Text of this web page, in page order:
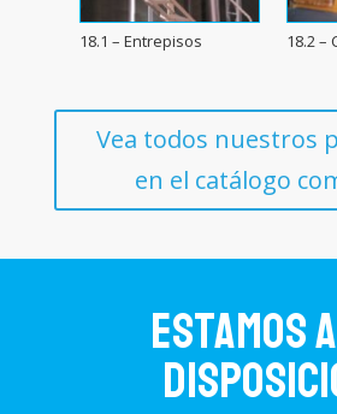
18.1 – Entrepisos 18.2 –
Vea todos nuestros
en el catálogo
Estamos